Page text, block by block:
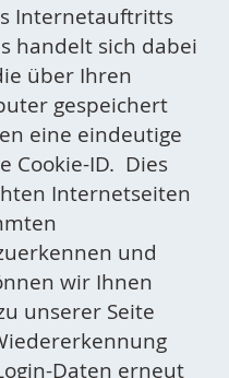
Internetauftritts
handelt sich dabei
über Ihren
gespeichert
eine eindeutige
Cookie-ID. Dies
Internetseiten
und
wir Ihnen
unserer Seite
Daten erneut